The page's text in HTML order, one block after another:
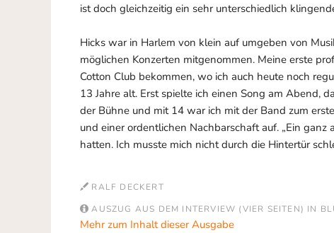
ist doch gleichzeitig ein sehr unterschiedlich
Hicks war in Harlem von klein auf umgeben von
möglichen Konzerten mitgenommen. Meine erste
Cotton Club bekommen, wo ich auch heute noch
13 Jahre alt. Erst spielte ich einen Song am Abend,
der Bühne und mit 14 war ich mit der Band zum
und einer ordentlichen Nachbarschaft auf. „Ein
hatten. Ich musste mich nicht durch die Hintertür
RALF DECKERT
AUSZUG AUS DEM INTERVIEW (VIER SEITEN) IN
Mehr zum Inhalt dieser Ausgabe